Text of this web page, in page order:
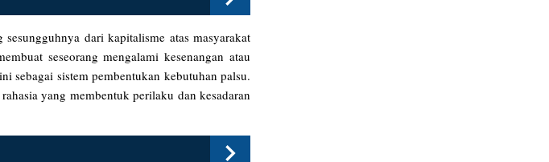
dari kapitalisme atas masyarakat
seseorang mengalami kesenangan atau
sebagai sistem pembentukan kebutuhan palsu.
yang membentuk perilaku dan kesadaran